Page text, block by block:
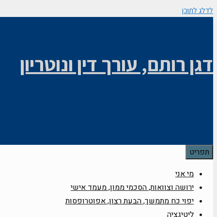
לדלג לתוכן
דגן רותם, עורך דין ונוטריון
תפריט
מי אני
ירושה וצוואות, הסכמי ממון, מעמד אישי
יפוי כח מתמשך, הבעת רצון, אפוטרופסות